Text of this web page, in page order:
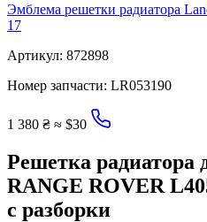
Эмблема решетки радиатора
17
Артикул: 872898
Номер запчасти: LR053190
1 380 ₴ ≈ $30
Решетка радиатора
RANGE ROVER
с разборки